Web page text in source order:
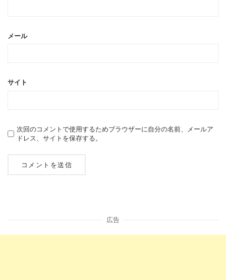
メール
サイト
次回のコメントで使用するためブラウザーに自分の名前、メールア
ドレス、サイトを保存する。
広告